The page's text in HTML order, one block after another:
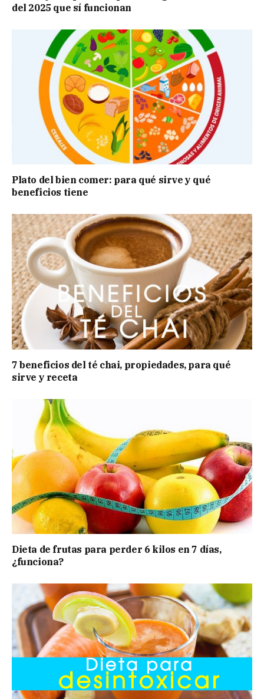
del 2025 que sí funcionan
Plato del bien comer: para qué sirve y qué
beneficios tiene
7 beneficios del té chai, propiedades, para qué
sirve y receta
Dieta de frutas para perder 6 kilos en 7 días,
¿funciona?